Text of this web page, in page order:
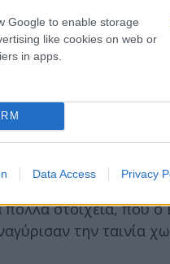
Google to enable storage
like cookies on web or
in apps.
Data Access Privacy
Play Misty For Me
γυναίκας που
οποίο έκανε ένα one
το Fatal Attraction του
πολλά στοιχεία, που
την ταινία